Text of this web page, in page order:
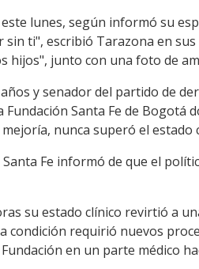
lunes, según informó su
ti", escribió Tarazona en
hijos", junto con una foto de
y senador del partido de
Fundación Santa Fe de
nunca superó el estado
Santa Fe informó de que el
su estado clínico revirtió a
condición requirió nuevos
en un parte médico